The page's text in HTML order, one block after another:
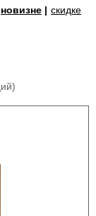
новизне | скидке